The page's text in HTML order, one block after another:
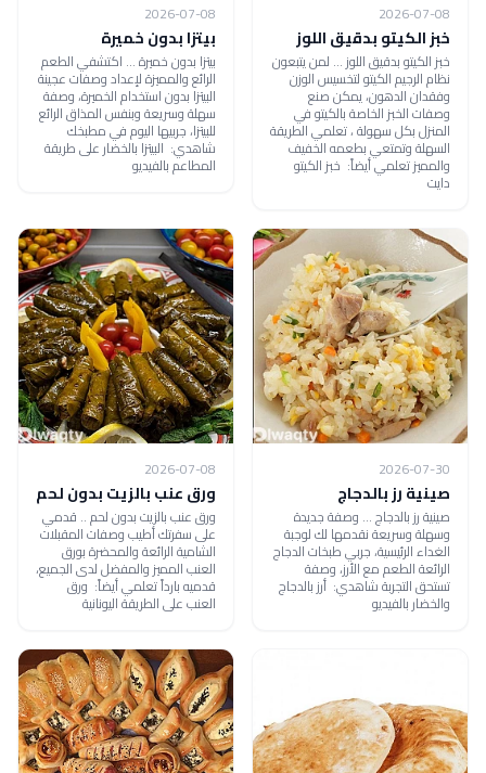
2026-07-08
خبز الكيتو بدقيق اللوز
خبز الكيتو بدقيق اللوز ... لمن يتبعون
نظام الرجيم الكيتو لتخسيس الوزن
وفقدان الدهون، يمكن صنع
وصفات الخبز الخاصة بالكيتو في
المنزل بكل سهولة ، تعلمي الطريقة
السهلة وتمتعي بطعمه الخفيف
والمميز تعلمي أيضاً: خبز الكيتو
دايت
2026-07-08
بيتزا بدون خميرة
بيتزا بدون خميرة ... اكتشفي الطعم
الرائع والمميزة لإعداد وصفات عجينة
البيتزا بدون استخدام الخميرة، وصفة
سهلة وسريعة وبنفس المذاق الرائع
للبيتزا، جربيها اليوم في مطبخك
شاهدي: البيتزا بالخضار على طريقة
المطاعم بالفيديو
2026-07-30
صينية رز بالدجاج
صينية رز بالدجاج ... وصفة جديدة
وسهلة وسريعة نقدمها لك لوجبة
الغداء الرئيسية، جربي طبخات الدجاج
الرائعة الطعم مع الأرز، وصفة
تستحق التجربة شاهدي: أرز بالدجاج
والخضار بالفيديو
2026-07-08
ورق عنب بالزيت بدون لحم
ورق عنب بالزيت بدون لحم .. قدمي
على سفرتك أطيب وصفات المقبلات
الشامية الرائعة والمحضرة بورق
العنب المميز والمفضل لدى الجميع،
قدميه بارداً تعلمي أيضاً: ورق
العنب على الطريقة اليونانية